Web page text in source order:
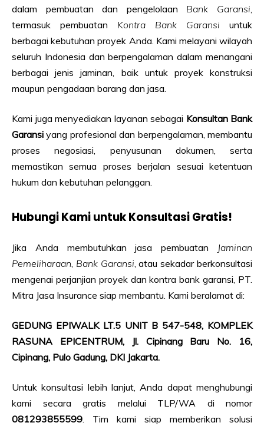
dalam pembuatan dan pengelolaan Bank Garansi,
termasuk pembuatan Kontra Bank Garansi untuk
berbagai kebutuhan proyek Anda. Kami melayani wilayah
seluruh Indonesia dan berpengalaman dalam menangani
berbagai jenis jaminan, baik untuk proyek konstruksi
maupun pengadaan barang dan jasa.
Kami juga menyediakan layanan sebagai Konsultan Bank
Garansi yang profesional dan berpengalaman, membantu
proses negosiasi, penyusunan dokumen, serta
memastikan semua proses berjalan sesuai ketentuan
hukum dan kebutuhan pelanggan.
Hubungi Kami untuk Konsultasi Gratis!
Jika Anda membutuhkan jasa pembuatan Jaminan
Pemeliharaan, Bank Garansi, atau sekadar berkonsultasi
mengenai perjanjian proyek dan kontra bank garansi, PT.
Mitra Jasa Insurance siap membantu. Kami beralamat di:
GEDUNG EPIWALK LT.5 UNIT B 547-548, KOMPLEK
RASUNA EPICENTRUM, Jl. Cipinang Baru No. 16,
Cipinang, Pulo Gadung, DKI Jakarta.
Untuk konsultasi lebih lanjut, Anda dapat menghubungi
kami secara gratis melalui TLP/WA di nomor
081293855599. Tim kami siap memberikan solusi